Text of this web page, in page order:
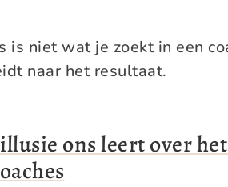
is niet wat je zoekt in een
naar het resultaat.
ons leert over